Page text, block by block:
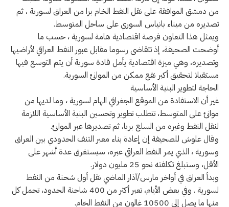
من دمشق الموافقة على نقل النفط الخام برا من العراق لسورية ، ثم
تصديره من ميناء بانياس السوري على ساحل المتوسط.
ويمثل هذا التعاون فرصة اقتصادية هامة لسورية ، حسب ما
أوضحت الصحيفة، إذ تتقاضى رسوما مقابل عبور النفط العراقي لأراضيها
وتصديره، وهي ميزة اقتصادية يأمل قادة سورية أن يتم التوسع فيها
مستقبلا لتحقيق أكبر نفع ممكن من الموانئ السورية.
الحاجة لتطوير البنية الأساسية
غير أن الاستفادة من الموقع الجغرافي الهام لسورية ، وما لديها من
موانئ على المتوسط، تتطلب تطوير وتحسين البنية الأساسية اللازمة
لنقل النفط وغيره من السلع بريا، ثم تصديرها عبر الموانئ.
وقال علوش للصحيفة إن إعادة بناء معبر التنف الحدودي بين العراق
وسورية ، الذي يمر النفط العراقي عبره، سيستغرق عدة أشهر على
الأقل، وستبلغ تكلفته نحو 25 مليون دولار.
وبدأ العراق في أواخر مارس/آذار الماضي نقل أول شحنة من النفط
لسورية . وفي بعض الأيام، تعبر أكثر من 400 شاحنة الحدود، تحمل كل
منها ما يصل إلى 10500 غالون من النفط الخام.